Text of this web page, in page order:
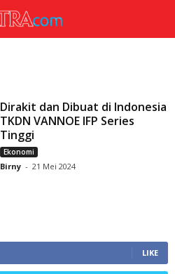
Dirakit dan Dibuat di Indonesia
TKDN VANNOE IFP Series
Tinggi
Ekonomi
Birny - 21 Mei 2024
LIKE